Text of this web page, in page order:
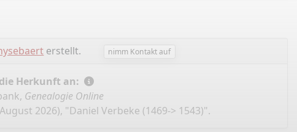
erstellt. nimm Kontakt auf
Herkunft an:
Genealogie Online
2026), "Daniel Verbeke (1469-> 1543)".